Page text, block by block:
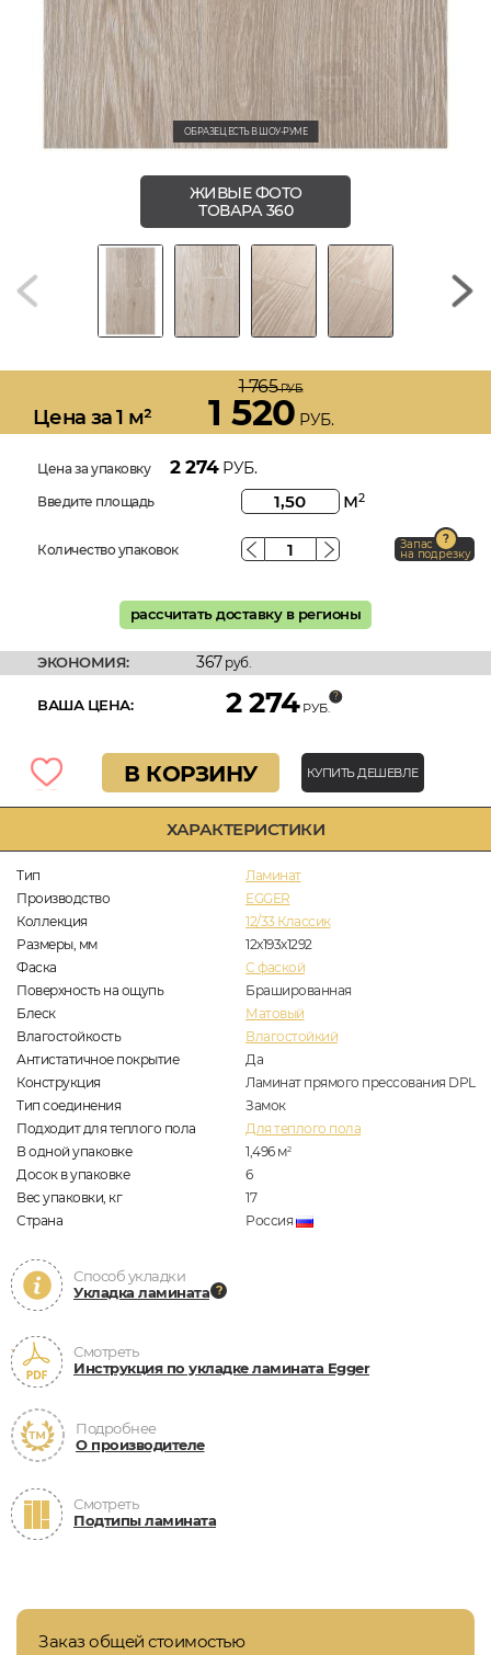
ХАРАКТЕРИСТИКИ
Тип
Ламинат
Производство
EGGER
Коллекция
12/33 Классик
Размеры, мм
12x193х1292
Фаска
C фаской
Поверхность на ощупь
Брашированная
Блеск
Матовый
Влагостойкость
Влагостойкий
Антистатичное покрытие
Да
Конструкция
Ламинат прямого прессования DPL
Тип соединения
Замок
Подходит для теплого пола
Для теплого пола
В одной упаковке
1,496 м2
Досок в упаковке
6
Вес упаковки, кг
17
Страна
Россия
Способ укладки
Укладка ламината
Смотреть
Инструкция по укладке ламината Egger
Подробнее
О производителе
Смотреть
Подтипы ламината
ОБРАЗЕЦ ЕСТЬ В ШОУ-РУМЕ
ЖИВЫЕ ФОТО
ТОВАРА 360
Цена за 1 м²
1 765РУБ.
1 520 РУБ.
Цена за упаковку 2 274РУБ.
Введите площадь м2
Количество упаковок Запас
на подрезку
рассчитать доставку в регионы
ЭКОНОМИЯ: 367руб.
ВАША ЦЕНА: 2 274 РУБ.
В КОРЗИНУ КУПИТЬ ДЕШЕВЛЕ
Заказ общей стоимостью